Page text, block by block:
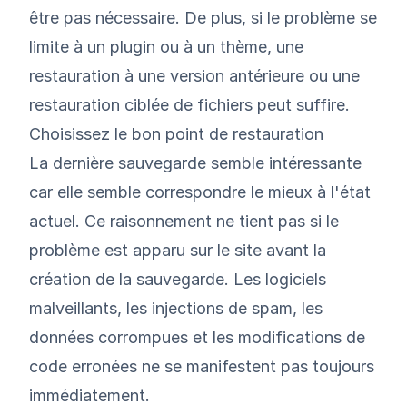
être pas nécessaire. De plus, si le problème se
limite à un plugin ou à un thème, une
restauration à une version antérieure ou une
restauration ciblée de fichiers peut suffire.
Choisissez le bon point de restauration
La dernière sauvegarde semble intéressante
car elle semble correspondre le mieux à l'état
actuel. Ce raisonnement ne tient pas si le
problème est apparu sur le site avant la
création de la sauvegarde. Les logiciels
malveillants, les injections de spam, les
données corrompues et les modifications de
code erronées ne se manifestent pas toujours
immédiatement.